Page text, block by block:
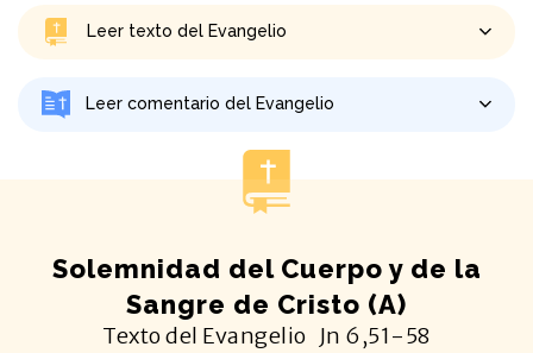
Leer texto del Evangelio
Leer comentario del Evangelio
Solemnidad del Cuerpo y de la
Sangre de Cristo (A)
Texto del Evangelio Jn 6,51-58